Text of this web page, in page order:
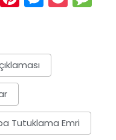
Tutuklama Emri